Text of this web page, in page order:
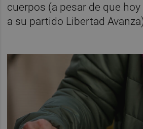
cuerpos (a pesar de que
a su partido Libertad